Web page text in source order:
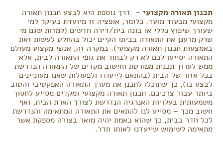
תכנון תאורה מקצועי– דרך נוספת היא לבצע תכנון תאורה
מקצועי מבעוד מועד. כלומר, אופציה זו מיועדת בעיקר למי
שעורך שיפוץ כללי או בונה בית/דירה חדשים (למרות שגם מי
שרק מרענן את התאורה בביתו הקיים יכול בהחלט לעשות זאת
באמצעות תכנון תאורה מקצועי). במקרה זה, אנשי מקצוע מעולם
התאורה יסייעו לכם לא רק לבחור את גופי התאורה לבית, אלא
ממש לערוך תכנית מפורטת וחישוב מקדים של התאורה הנדרשת
בכל אזור של הבית (בהתאם לייעודו ולפעולות שאנו מעוניינים
לבצע בו), כך שתוכלו לתכנן את מערך התאורה האפקטיבי והטוב
ביותר עבור צרכיכם. תכנון תאורה מקצועי ומקדים מסייע לחסוך
משמעותית בעלויות האנרגיה הנדרשת לצורך הארת הבית, ואף
חשוב מכך – מסייע לנו להתאים את התאורה המתאימה והנדרשת
לכל חדר בבית, כך שהוא באמת יהיה מואר בצורה מספקת אשר
מתאימה לשימוש שייעדנו לאותו חדר.